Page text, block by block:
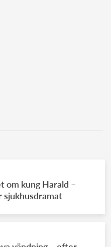
om kung Harald –
sjukhusdramat